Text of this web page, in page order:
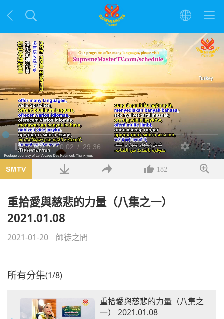
暫
停
靜
音
目
前
間
0:02 / 總
間
29:36
載
畢:
1.11%
解
析
全
螢
幕
182
重拾愛與慈悲的力量（八集之一）
2021.01.08
2021-01-20 師徒之間
所有分集(1/8)
重拾愛與慈悲的力量（八集之
一） 2021.01.08